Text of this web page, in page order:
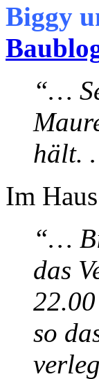
Biggy
“…
hält.
Im
“…
das
so